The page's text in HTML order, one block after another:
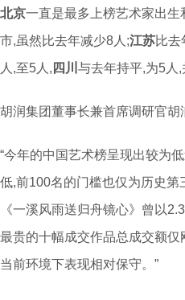
北京一直是最多上榜艺术家出
市,虽然比去年减少8人;江苏比去
人,至5人, 四川 与去年持平,为5人,
胡润集团董事长兼首席调研官胡
“今年的中国艺术榜呈现出较为
低,前100名的门槛也仅为历史
《一溪风雨送归舟镜心》曾以
最贵的十幅成交作品总成交额
当前环境下表现相对保守。”